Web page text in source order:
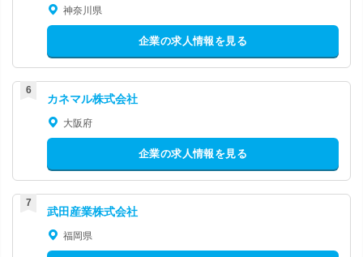
神奈川県
企業の求人情報を見る
カネマル株式会社
大阪府
企業の求人情報を見る
武田産業株式会社
福岡県